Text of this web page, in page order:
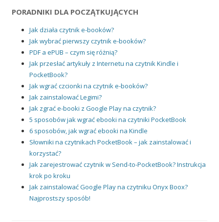
PORADNIKI DLA POCZĄTKUJĄCYCH
Jak działa czytnik e-booków?
Jak wybrać pierwszy czytnik e-booków?
PDF a ePUB – czym się różnią?
Jak przesłać artykuły z Internetu na czytnik Kindle i
PocketBook?
Jak wgrać czcionki na czytnik e-booków?
Jak zainstalować Legimi?
Jak zgrać e-booki z Google Play na czytnik?
5 sposobów jak wgrać ebooki na czytniki PocketBook
6 sposobów, jak wgrać ebooki na Kindle
Słowniki na czytnikach PocketBook – jak zainstalować i
korzystać?
Jak zarejestrować czytnik w Send-to-PocketBook? Instrukcja
krok po kroku
Jak zainstalować Google Play na czytniku Onyx Boox?
Najprostszy sposób!